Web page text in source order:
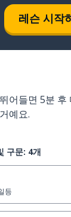
레슨 시작
어들면 5분 후
예요.
구문: 4개
등